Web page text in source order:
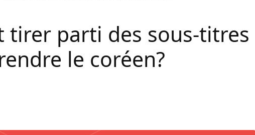
tirer parti des sous-titres
le coréen?